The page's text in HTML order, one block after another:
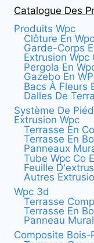
Catalogue Des
Produits Wpc
Clôture En
Garde-Corps
Extrusion Wpc
Pergola En
Gazebo En
Bacs À Fleurs
Dalles De
Système De
Extrusion Wpc
Terrasse En
Terrasse En
Panneaux
Tube Wpc Co
Feuille
Autres
Wpc 3d
Terrasse
Terrasse En
Panneau
Composite Bois-